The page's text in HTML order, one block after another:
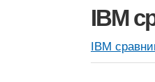
IBM
IBM